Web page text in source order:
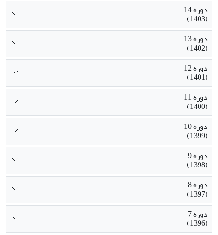
دوره 14
(1403)
دوره 13
(1402)
دوره 12
(1401)
دوره 11
(1400)
دوره 10
(1399)
دوره 9
(1398)
دوره 8
(1397)
دوره 7
(1396)